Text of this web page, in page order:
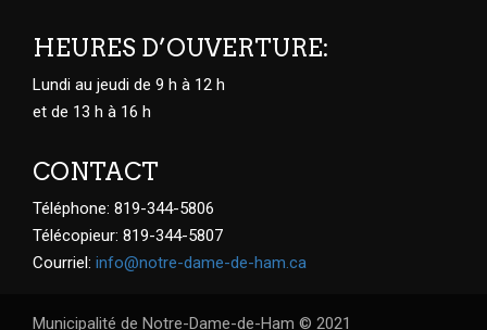
HEURES D’OUVERTURE:
Lundi au jeudi de 9 h à 12 h
et de 13 h à 16 h
CONTACT
Téléphone: 819-344-5806
Télécopieur: 819-344-5807
Courriel: info@notre-dame-de-ham.ca
Municipalité de Notre-Dame-de-Ham © 2021